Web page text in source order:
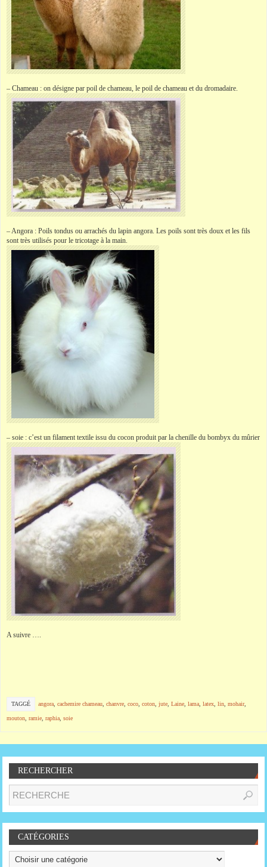
– Chameau : on désigne par poil de chameau, le poil de chameau et du dromadaire.
– Angora : Poils tondus ou arrachés du lapin angora. Les poils sont très doux et les fils
sont très utilisés pour le tricotage à la main.
– soie : c’est un filament textile issu du cocon produit par la chenille du bombyx du mûrier
A suivre ….
TAGGÉ angora, cachemire chameau, chanvre, coco, coton, jute, Laine, lama, latex, lin, mohair,
mouton, ramie, raphia, soie
RECHERCHER
CATÉGORIES